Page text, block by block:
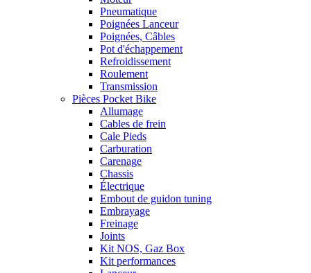
Pneumatique
Poignées Lanceur
Poignées, Câbles
Pot d'échappement
Refroidissement
Roulement
Transmission
Pièces Pocket Bike
Allumage
Cables de frein
Cale Pieds
Carburation
Carenage
Chassis
Électrique
Embout de guidon tuning
Embrayage
Freinage
Joints
Kit NOS, Gaz Box
Kit performances